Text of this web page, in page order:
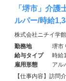
「堺市」介
ルパー/時給
株式会社ニチイ学館
勤務地
堺市
給与タイプ
時給
雇用形態
アル
【仕事内容】訪問